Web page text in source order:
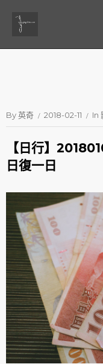
By英奇 2018-02-11 In
【日行】
日復一日